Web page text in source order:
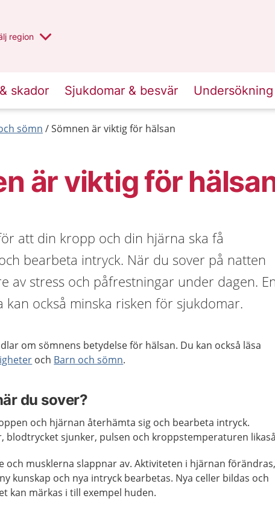
har valt region
en annan
region
skador Sjukdomar & besvär
sömn Sömnen är viktig för hälsan
är viktig för
att din kropp och din hjärna ska få
bearbeta intryck. När du sover på natten
av stress och påfrestningar under dagen.
kan också minska risken för sjukdomar.
om sömnens betydelse för hälsan. Du kan också läsa
och Barn och sömn.
du sover?
och hjärnan återhämta sig och bearbeta intryck.
blodtrycket sjunker, pulsen och kroppstemperaturen
och musklerna slappnar av. Aktiviteten i hjärnan förändras,
kunskap och nya intryck bearbetas. Nya celler bildas och
kan märkas i till exempel huden.